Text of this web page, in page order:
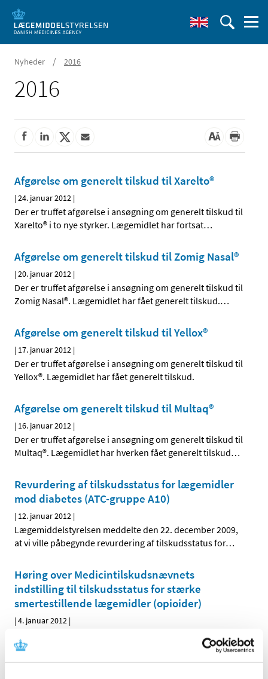
Nyheder / 2016
2016
Afgørelse om generelt tilskud til Xarelto®
|24. januar 2012 |
Der er truffet afgørelse i ansøgning om generelt tilskud til
Xarelto® i to nye styrker. Lægemidlet har fortsat…
Afgørelse om generelt tilskud til Zomig Nasal®
|20. januar 2012 |
Der er truffet afgørelse i ansøgning om generelt tilskud til
Zomig Nasal®. Lægemidlet har fået generelt tilskud.…
Afgørelse om generelt tilskud til Yellox®
| 17. januar 2012 |
Der er truffet afgørelse i ansøgning om generelt tilskud til
Yellox®. Lægemidlet har fået generelt tilskud.
Afgørelse om generelt tilskud til Multaq®
| 16. januar 2012 |
Der er truffet afgørelse i ansøgning om generelt tilskud til
Multaq®. Lægemidlet har hverken fået generelt tilskud…
Revurdering af tilskudsstatus for lægemidler
mod diabetes (ATC-gruppe A10)
| 12. januar 2012 |
Lægemiddelstyrelsen meddelte den 22. december 2009,
at vi ville påbegynde revurdering af tilskudsstatus for…
Høring over Medicintilskudsnævnets
indstilling til tilskudsstatus for stærke
smertestillende lægemidler (opioider)
|4. januar 2012 |
Medicintilskudsnævnet har på Lægemiddelstyrelsens
foranledning revurderet tilskudsstatus for lægemidler i…